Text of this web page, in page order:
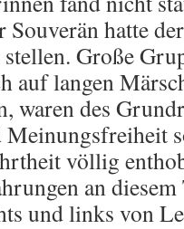
Souverän hatte
Große
auf langen
waren des
völlig
an
und links von